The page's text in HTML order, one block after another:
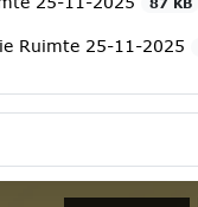
Ruimte 25-11-2025